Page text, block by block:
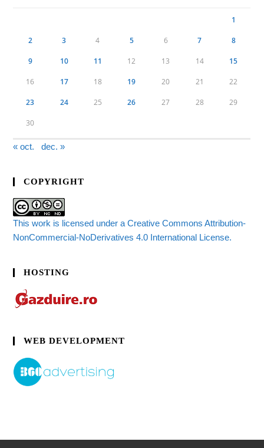
1
2 3 4 5 6 7 8
9 10 11 12 13 14 15
16 17 18 19 20 21 22
23 24 25 26 27 28 29
30
« oct. dec. »
COPYRIGHT
This work is licensed under a Creative Commons Attribution-
NonCommercial-NoDerivatives 4.0 International License.
HOSTING
WEB DEVELOPMENT